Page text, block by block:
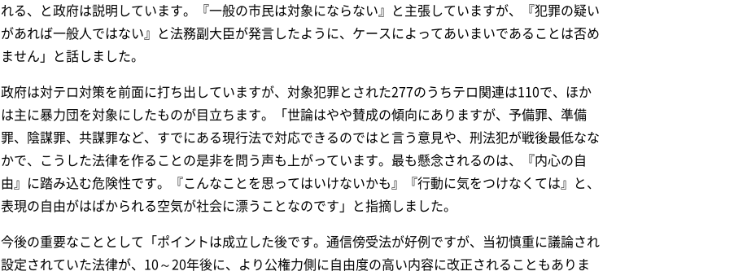
れる、と政府は説明しています。『一般の市民は対象にならない』と主張していますが、『犯罪の疑い
があれば一般人ではない』と法務副大臣が発言したように、ケースによってあいまいであることは否め
ません」と話しました。
政府は対テロ対策を前面に打ち出していますが、対象犯罪とされた277のうちテロ関連は110で、ほか
は主に暴力団を対象にしたものが目立ちます。「世論はやや賛成の傾向にありますが、予備罪、準備
罪、陰謀罪、共謀罪など、すでにある現行法で対応できるのではと言う意見や、刑法犯が戦後最低なな
かで、こうした法律を作ることの是非を問う声も上がっています。最も懸念されるのは、『内心の自
由』に踏み込む危険性です。『こんなことを思ってはいけないかも』『行動に気をつけなくては』と、
表現の自由がはばかられる空気が社会に漂うことなのです」と指摘しました。
今後の重要なこととして「ポイントは成立した後です。通信傍受法が好例ですが、当初慎重に議論され
設定されていた法律が、10～20年後に、より公権力側に自由度の高い内容に改正されることもありま